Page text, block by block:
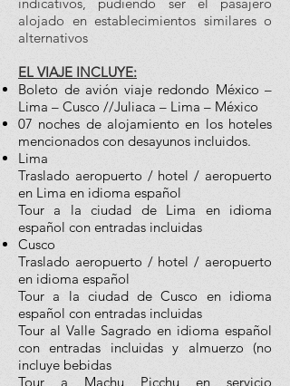
alojado en establecimientos similares o
alternativos
EL VIAJE INCLUYE:
Boleto de avión viaje redondo México –
Lima – Cusco //Juliaca – Lima – México
07 noches de alojamiento en los hoteles
mencionados con desayunos incluidos.
Lima
Traslado aeropuerto / hotel / aeropuerto
en Lima en idioma español
Tour a la ciudad de Lima en idioma
español con entradas incluidas
Cusco
Traslado aeropuerto / hotel / aeropuerto
en idioma español
Tour a la ciudad de Cusco en idioma
español con entradas incluidas
Tour al Valle Sagrado en idioma español
con entradas incluidas y almuerzo (no
incluye bebidas
Tour a Machu Picchu en servicio